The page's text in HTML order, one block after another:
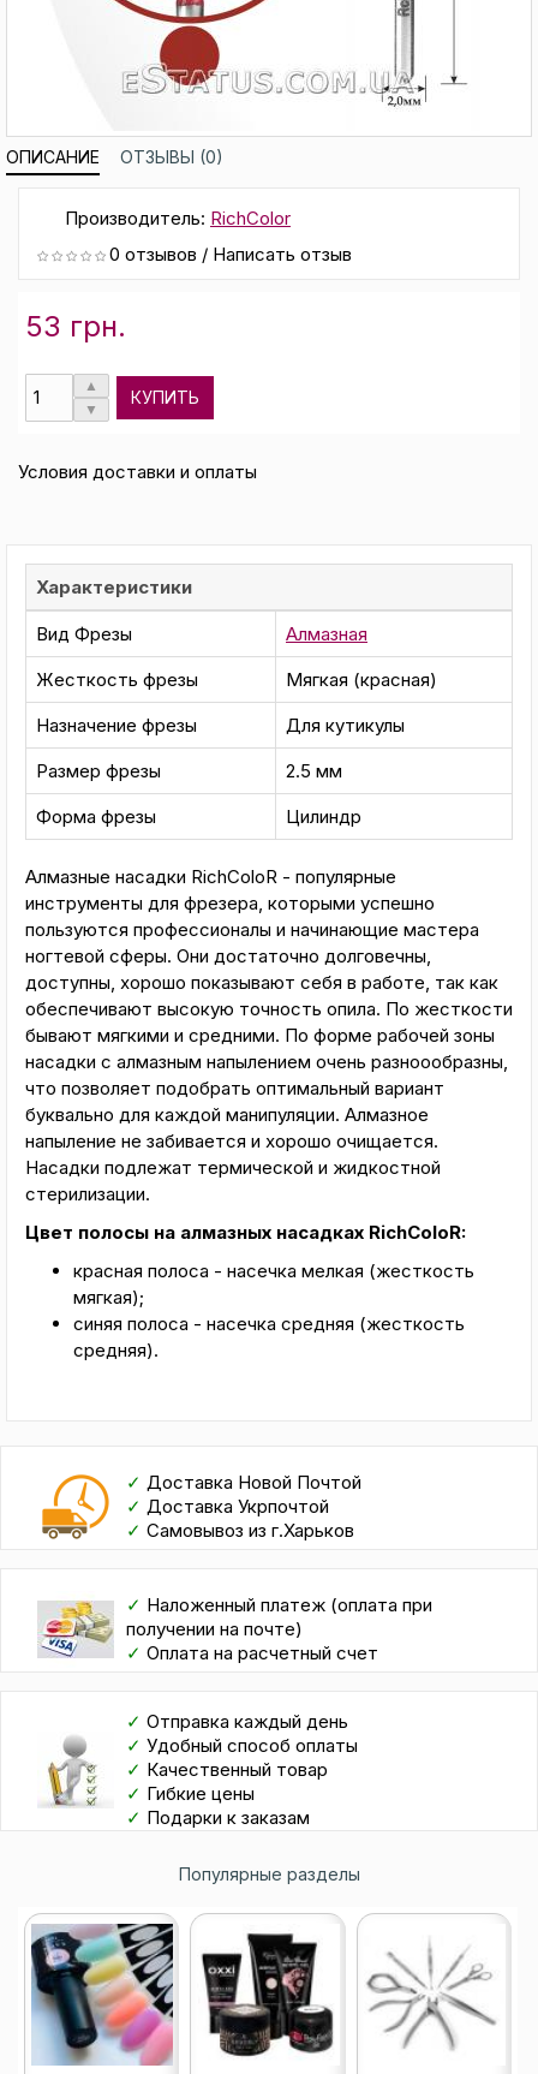
ОПИСАНИЕ ОТЗЫВЫ (0)
Производитель: RichColor
0 отзывов / Написать отзыв
53 грн.
КУПИТЬ
Условия доставки и оплаты
Характеристики
Вид Фрезы
Алмазная
Жесткость фрезы
Мягкая (красная)
Назначение фрезы
Для кутикулы
Размер фрезы
2.5 мм
Форма фрезы
Цилиндр
Алмазные насадки RichColoR - популярные
инструменты для фрезера, которыми успешно
пользуются профессионалы и начинающие мастера
ногтевой сферы. Они достаточно долговечны,
доступны, хорошо показывают себя в работе, так как
обеспечивают высокую точность опила. По жесткости
бывают мягкими и средними. По форме рабочей зоны
насадки с алмазным напылением очень разноообразны,
что позволяет подобрать оптимальный вариант
буквально для каждой манипуляции. Алмазное
напыление не забивается и хорошо очищается.
Насадки подлежат термической и жидкостной
стерилизации.
Цвет полосы на алмазных насадках RichColoR:
красная полоса - насечка мелкая (жесткость
мягкая);
синяя полоса - насечка средняя (жесткость
средняя).
✓ Доставка Новой Почтой
✓ Доставка Укрпочтой
✓ Самовывоз из г.Харьков
✓ Наложенный платеж (оплата при
получении на почте)
✓ Оплата на расчетный счет
✓ Отправка каждый день
✓ Удобный способ оплаты
✓ Качественный товар
✓ Гибкие цены
✓ Подарки к заказам
Популярные разделы